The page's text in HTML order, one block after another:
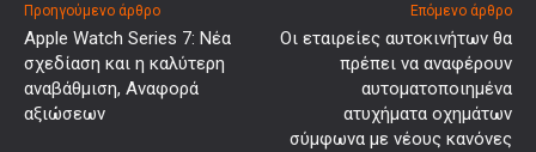
Προηγούμενο άρθρο
Apple Watch Series 7: Νέα
σχεδίαση και η καλύτερη
αναβάθμιση, Αναφορά
αξιώσεων
Επόμενο άρθρο
Οι εταιρείες αυτοκινήτων θα
πρέπει να αναφέρουν
αυτοματοποιημένα
ατυχήματα οχημάτων
σύμφωνα με νέους κανόνες